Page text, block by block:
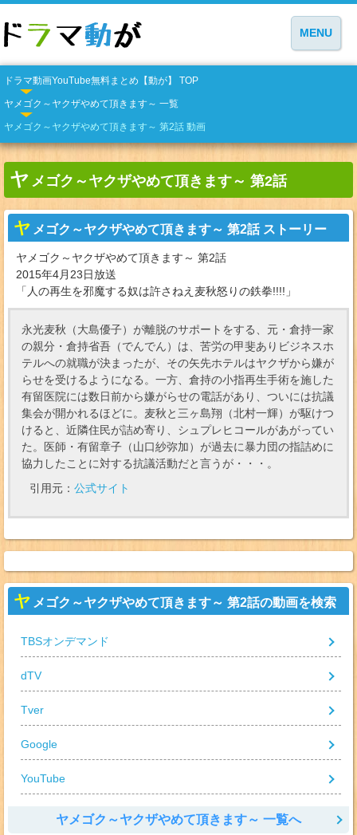
MENU
ドラマ動画YouTube無料まとめ【動が】 TOP
ヤメゴク～ヤクザやめて頂きます～ 一覧
ヤメゴク～ヤクザやめて頂きます～ 第2話 動画
ヤ メゴク～ヤクザやめて頂きます～ 第2話
ヤ メゴク～ヤクザやめて頂きます～ 第2話 ストーリー
ヤメゴク～ヤクザやめて頂きます～ 第2話
2015年4月23日放送
「人の再生を邪魔する奴は許さねえ麦秋怒りの鉄拳!!!!」
永光麦秋（大島優子）が離脱のサポートをする、元・倉持一家
の親分・倉持省吾（でんでん）は、苦労の甲斐ありビジネスホ
テルへの就職が決まったが、その矢先ホテルはヤクザから嫌が
らせを受けるようになる。一方、倉持の小指再生手術を施した
有留医院には数日前から嫌がらせの電話があり、ついには抗議
集会が開かれるほどに。麦秋と三ヶ島翔（北村一輝）が駆けつ
けると、近隣住民が詰め寄り、シュプレヒコールがあがってい
た。医師・有留章子（山口紗弥加）が過去に暴力団の指詰めに
協力したことに対する抗議活動だと言うが・・・。
引用元： 公式サイト
ヤ メゴク～ヤクザやめて頂きます～ 第2話の動画を検索
TBSオンデマンド
dTV
Tver
Google
YouTube
ヤメゴク～ヤクザやめて頂きます～ 一覧へ